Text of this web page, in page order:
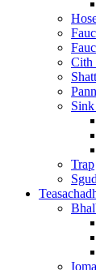
Cith
Trap